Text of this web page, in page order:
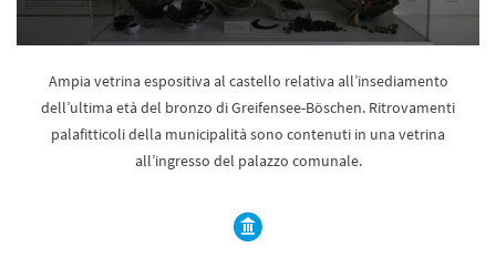
Ampia vetrina espositiva al castello relativa all’insediamento
dell’ultima età del bronzo di Greifensee-Böschen. Ritrovamenti
palafitticoli della municipalità sono contenuti in una vetrina
all’ingresso del palazzo comunale.